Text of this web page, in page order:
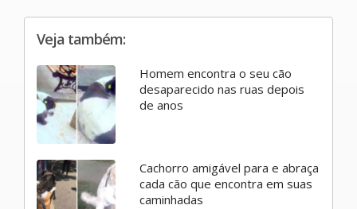
Veja também:
Homem encontra o seu cão
desaparecido nas ruas depois
de anos
Cachorro amigável para e abraça
cada cão que encontra em suas
caminhadas